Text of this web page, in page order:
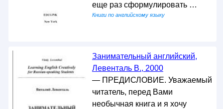
еще раз сформулировать …
Книги по английскому языку
Занимательный английский,
Левенталь В., 2000
— ПРЕДИСЛОВИЕ. Уважаемый
читатель, перед Вами
необычная книга и я хочу